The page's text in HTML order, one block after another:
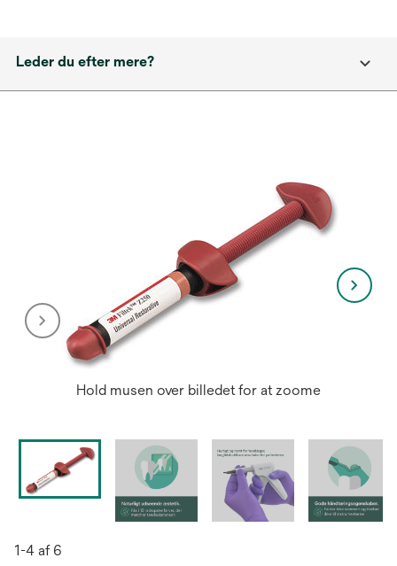
Leder du efter mere?
Hold musen over billedet for at zoome
1-4 af 6